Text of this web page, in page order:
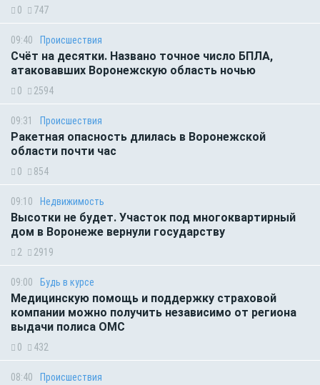
0 747
09:40 Происшествия
Счёт на десятки. Названо точное число БПЛА,
атаковавших Воронежскую область ночью
0 2594
09:31 Происшествия
Ракетная опасность длилась в Воронежской
области почти час
0 854
09:10 Недвижимость
Высотки не будет. Участок под многоквартирный
дом в Воронеже вернули государству
2 2919
09:00 Будь в курсе
Медицинскую помощь и поддержку страховой
компании можно получить независимо от региона
выдачи полиса ОМС
0 432
08:40 Происшествия